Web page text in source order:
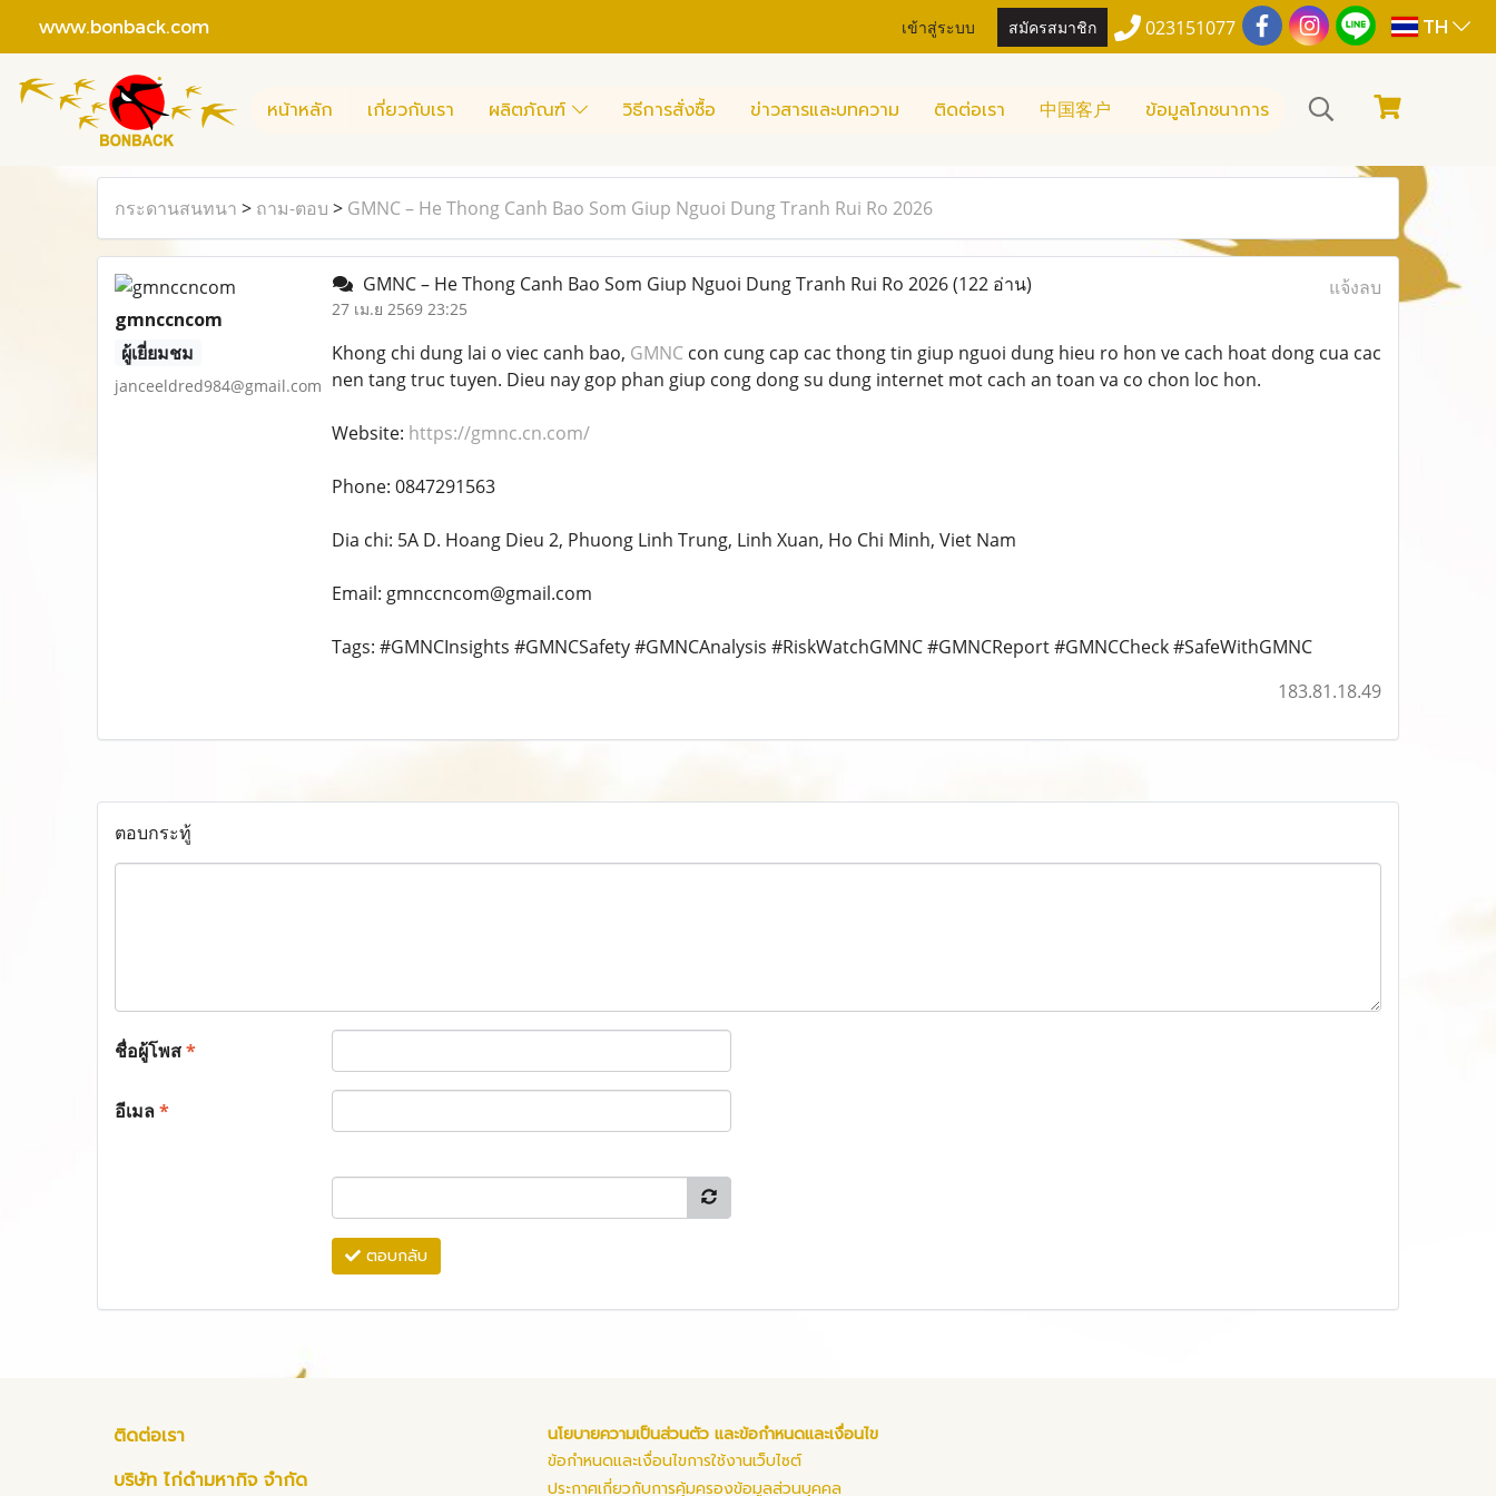
www.bonback.com เข้าสู่ระบบ สมัครสมาชิก 023151077 TH
หน้าหลัก เกี่ยวกับเรา ผลิตภัณฑ์ วิธีการสั่งซื้อ ข่าวสารและบทความ ติดต่อเรา 中国客户 ข้อมูลโภชนาการ
กระดานสนทนา > ถาม-ตอบ > GMNC – He Thong Canh Bao Som Giup Nguoi Dung Tranh Rui Ro 2026
gmnccncom
ผู้เยี่ยมชม
janceeldred984@gmail.com
GMNC – He Thong Canh Bao Som Giup Nguoi Dung Tranh Rui Ro 2026(122 อ่าน)
27 เม.ย 2569 23:25
แจ้งลบ
Khong chi dung lai o viec canh bao, GMNCcon cung cap cac thong tin giup nguoi dung hieu ro hon ve cach hoat dong cua cac
nen tang truc tuyen. Dieu nay gop phan giup cong dong su dung internet mot cach an toan va co chon loc hon.
Website: https://gmnc.cn.com/
Phone: 0847291563
Dia chi: 5A D. Hoang Dieu 2, Phuong Linh Trung, Linh Xuan, Ho Chi Minh, Viet Nam
Email: gmnccncom@gmail.com
Tags: #GMNCInsights #GMNCSafety #GMNCAnalysis #RiskWatchGMNC #GMNCReport #GMNCCheck #SafeWithGMNC
183.81.18.49
ตอบกระทู้
ชื่อผู้โพส*
อีเมล*
ตอบกลับ
ติดต่อเรา
บริษัท ไก่ดำมหากิจ จำกัด
นโยบายความเป็นส่วนตัว และข้อกำหนดและเงื่อนไข
ข้อกำหนดและเงื่อนไขการใช้งานเว็บไซต์
ประกาศเกี่ยวกับการคุ้มครองข้อมูลส่วนบุคคล